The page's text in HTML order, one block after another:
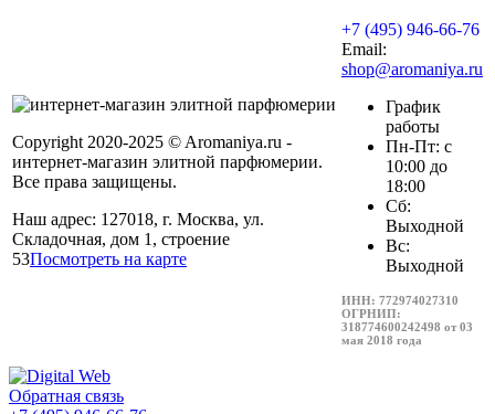
Copyright 2020-2025 © Aromaniya.ru -
интернет-магазин элитной парфюмерии.
Все права защищены.
Наш адрес: 127018, г. Москва, ул.
Складочная, дом 1, строение
53Посмотреть на карте
+7 (495) 946-66-76
Email:
shop@aromaniya.ru
График
работы
Пн-Пт: с
10:00 до
18:00
Сб:
Выходной
Вс:
Выходной
ИНН: 772974027310
ОГРНИП:
318774600242498 от 03
мая 2018 года
Обратная связь